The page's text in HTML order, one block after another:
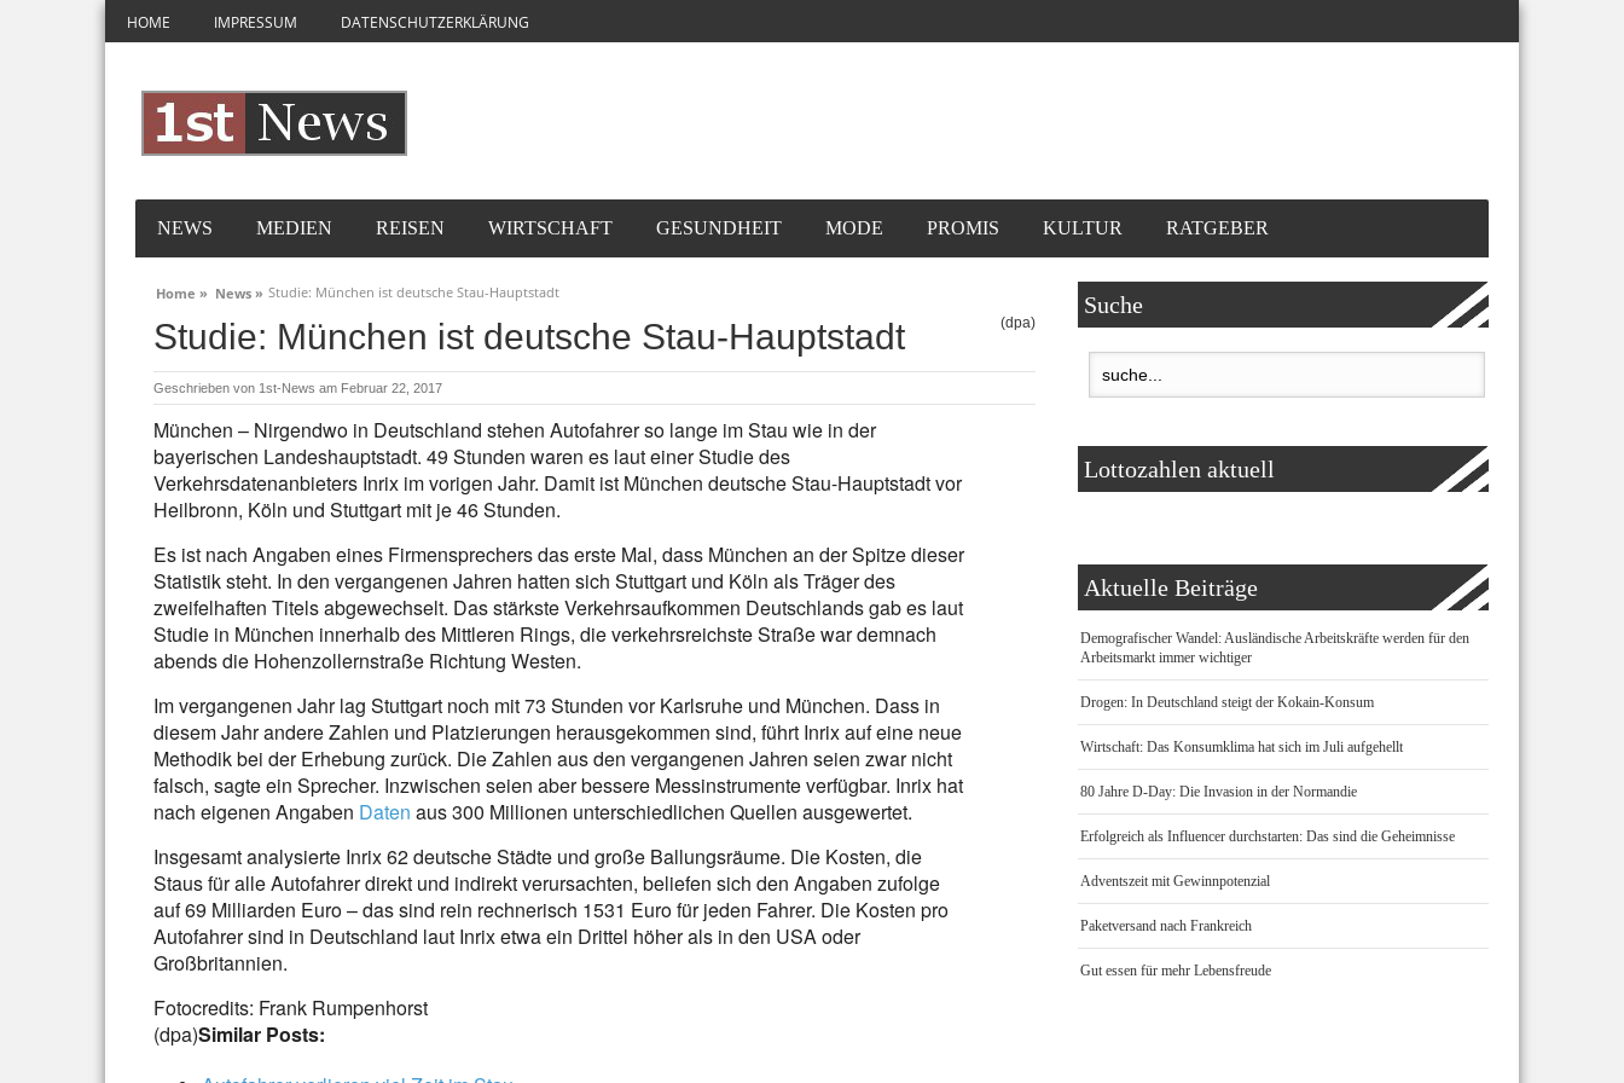
HOME IMPRESSUM DATENSCHUTZERKLÄRUNG
NEWS MEDIEN REISEN WIRTSCHAFT GESUNDHEIT MODE PROMIS KULTUR RATGEBER
Home » News » Studie: München ist deutsche Stau-Hauptstadt
Studie: München ist deutsche Stau-Hauptstadt (dpa)
Geschrieben von 1st-News am Februar 22, 2017
München – Nirgendwo in Deutschland stehen Autofahrer so lange im Stau wie in der
bayerischen Landeshauptstadt. 49 Stunden waren es laut einer Studie des
Verkehrsdatenanbieters Inrix im vorigen Jahr. Damit ist München deutsche Stau-Hauptstadt vor
Heilbronn, Köln und Stuttgart mit je 46 Stunden.
Es ist nach Angaben eines Firmensprechers das erste Mal, dass München an der Spitze dieser
Statistik steht. In den vergangenen Jahren hatten sich Stuttgart und Köln als Träger des
zweifelhaften Titels abgewechselt. Das stärkste Verkehrsaufkommen Deutschlands gab es laut
Studie in München innerhalb des Mittleren Rings, die verkehrsreichste Straße war demnach
abends die Hohenzollernstraße Richtung Westen.
Im vergangenen Jahr lag Stuttgart noch mit 73 Stunden vor Karlsruhe und München. Dass in
diesem Jahr andere Zahlen und Platzierungen herausgekommen sind, führt Inrix auf eine neue
Methodik bei der Erhebung zurück. Die Zahlen aus den vergangenen Jahren seien zwar nicht
falsch, sagte ein Sprecher. Inzwischen seien aber bessere Messinstrumente verfügbar. Inrix hat
nach eigenen Angaben Daten aus 300 Millionen unterschiedlichen Quellen ausgewertet.
Insgesamt analysierte Inrix 62 deutsche Städte und große Ballungsräume. Die Kosten, die
Staus für alle Autofahrer direkt und indirekt verursachten, beliefen sich den Angaben zufolge
auf 69 Milliarden Euro – das sind rein rechnerisch 1531 Euro für jeden Fahrer. Die Kosten pro
Autofahrer sind in Deutschland laut Inrix etwa ein Drittel höher als in den USA oder
Großbritannien.
Fotocredits: Frank Rumpenhorst
(dpa)Similar Posts:
Suche
Lottozahlen aktuell
Aktuelle Beiträge
Demografischer Wandel: Ausländische Arbeitskräfte werden für den
Arbeitsmarkt immer wichtiger
Drogen: In Deutschland steigt der Kokain-Konsum
Wirtschaft: Das Konsumklima hat sich im Juli aufgehellt
80 Jahre D-Day: Die Invasion in der Normandie
Erfolgreich als Influencer durchstarten: Das sind die Geheimnisse
Adventszeit mit Gewinnpotenzial
Paketversand nach Frankreich
Gut essen für mehr Lebensfreude